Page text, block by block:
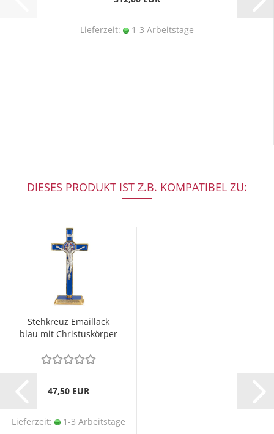
Lieferzeit: 1-3 Arbeitstage
DIESES PRODUKT IST Z.B. KOMPATIBEL ZU:
Stehkreuz Emaillack
blau mit Christuskörper
47,50 EUR
Lieferzeit: 1-3 Arbeitstage